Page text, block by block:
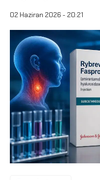
02 Haziran 2026 - 20:21